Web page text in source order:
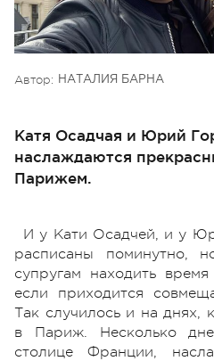
Автор: НАТАЛИЯ БАРНА
Катя Осадчая и Юрий
наслаждаются
Парижем.
И у Кати Осадчей, и у
расписаны поминутно,
супругам находить
если приходится
Так случилось и на днях,
в Париж. Несколько
столице Франции,